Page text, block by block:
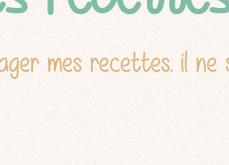
mes recettes. il